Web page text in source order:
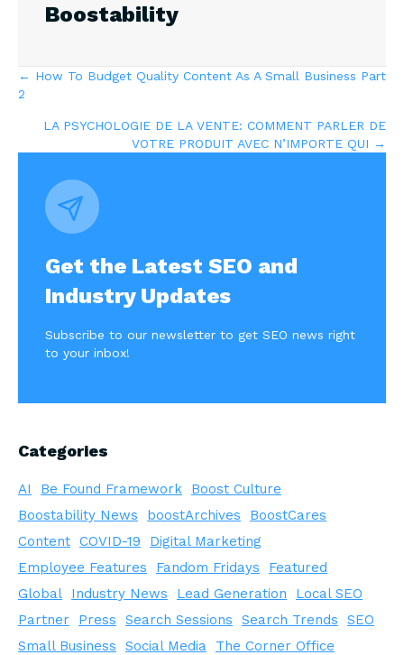
Boostability
Posts
navigation
← How To Budget Quality Content As A Small Business Part
2
LA PSYCHOLOGIE DE LA VENTE: COMMENT PARLER DE
VOTRE PRODUIT AVEC N’IMPORTE QUI →
Get the Latest SEO and
Industry Updates
Subscribe to our newsletter to get SEO news right
to your inbox!
Categories
AI Be Found Framework
Boost Culture
Boostability News
boostArchives
BoostCares
Content COVID-19
Digital Marketing
Employee Features
Fandom Fridays
Featured
Global
Industry News Lead Generation
Local SEO
Partner
Press Search Sessions Search Trends
SEO
Small Business
Social Media
The Corner Office